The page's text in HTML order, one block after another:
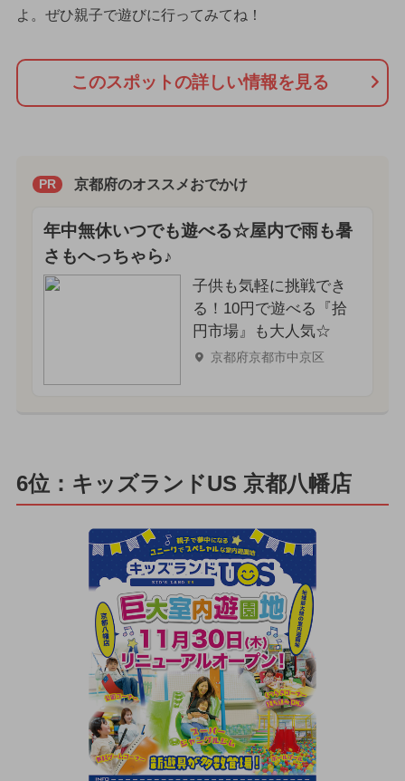
よ。ぜひ親子で遊びに行ってみてね！
このスポットの詳しい情報を見る
PR 京都府のオススメおでかけ
年中無休いつでも遊べる☆屋内で雨も暑
さもへっちゃら♪
子供も気軽に挑戦でき
る！10円で遊べる『拾
円市場』も大人気☆
京都府京都市中京区
6位：キッズランドUS 京都八幡店